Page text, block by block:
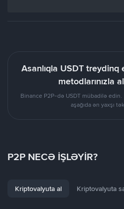
Asanlıqla USDT
metodlarınızla
Binance P2P-də USDT mübadilə
aşağıda ən yaxşı
P2P NECƏ İŞLƏYİR?
Kriptovalyuta al Kriptovalyuta